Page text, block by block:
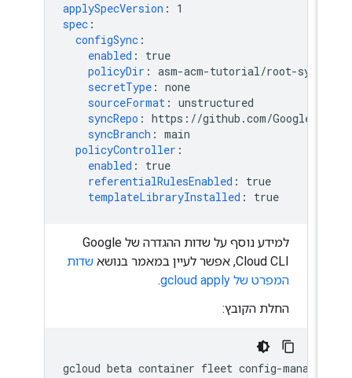
applySpecVersion
spec
configSync
enabled: true
policyDir: asm-acm-tutorial/root-
secretType: none
sourceFormat: unstructured
syncRepo: https://github.com/
syncBranch: main
policyController
enabled: true
referentialRulesEnabled: true
templateLibraryInstalled: true
למידע נוסף על שדות ההגדרה של Google
Cloud CLI, אפשר לעיין במאמר בנושא
שדות
המפרט של gcloud apply
.
החלת הקובץ:
gcloud beta container fleet config-